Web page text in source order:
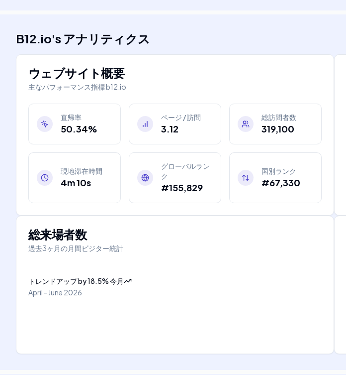
B12.io's アナリティクス
ウェブサイト概要
主なパフォーマンス指標b12.io
直帰率
50.34%
ページ / 訪問
3.12
総訪問者数
319,100
現地滞在時間
4m 10s
グローバルラン
ク
#155,829
国別ランク
#67,330
総来場者数
過去3ヶ月の月間ビジター統計
トレンドアップby18.5%今月
April - June 2026